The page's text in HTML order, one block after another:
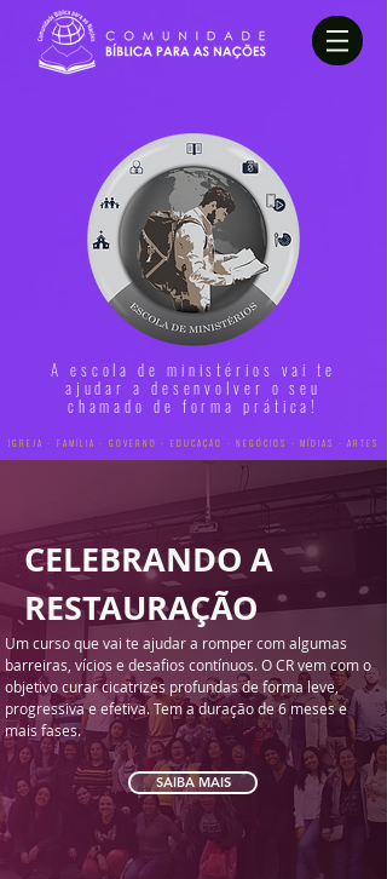
A escola de ministérios vai te
ajudar a desenvolver o seu
chamado de forma prática!
IGREJA - FAMÍLIA - GOVERNO - EDUCAÇÃO - NEGÓCIOS - MÍDIAS - ARTES
CELEBRANDO A
RESTAURAÇÃO
Um curso que vai te ajudar a romper com algumas
barreiras, vícios e desafios contínuos. O CR vem com o
objetivo curar cicatrizes profundas de forma leve,
progressiva e efetiva. Tem a duração de 6 meses e
mais fases.
SAIBA MAIS